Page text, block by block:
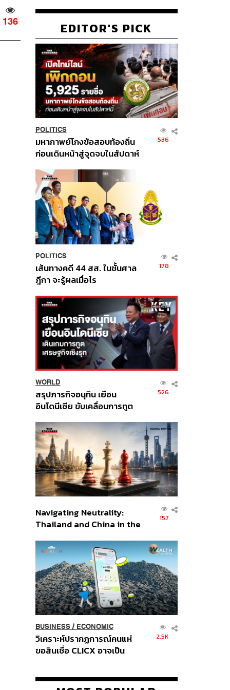
136 EDITOR'S PICK
POLITICS
มหากาพย์โกงข้อสอบท้องถิ่น
ก่อนเดินหน้าสู่จุดจบในสัปดาห์
536
POLITICS
เส้นทางคดี 44 สส. ในชั้นศาล
ฎีกา จะรู้ผลเมื่อไร
178
WORLD
สรุปภารกิจอนุทิน เยือน
อินโดนีเซีย ขับเคลื่อนการทูต
ส่วนยุทธศาสตร์ไทย –
อินโดนีเซีย
526
Navigating Neutrality:
Thailand and China in the
Order
157
BUSINESS/ ECONOMIC
วิเคราะห์ปรากฏการณ์คนแห่
ขอสินเชื่อ CLICX อาจเป็น
ปัญหาหนี้ครัวเรือนไทยที่ถูกซุก
2.5K